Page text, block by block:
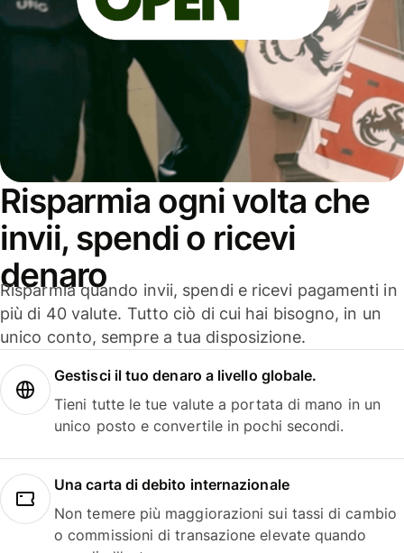
Risparmia ogni volta che
invii, spendi o ricevi
denaro
Risparmia quando invii, spendi e ricevi pagamenti in
più di 40 valute. Tutto ciò di cui hai bisogno, in un
unico conto, sempre a tua disposizione.
Gestisci il tuo denaro a livello globale.
Tieni tutte le tue valute a portata di mano in un
unico posto e convertile in pochi secondi.
Una carta di debito internazionale
Non temere più maggiorazioni sui tassi di cambio
o commissioni di transazione elevate quando